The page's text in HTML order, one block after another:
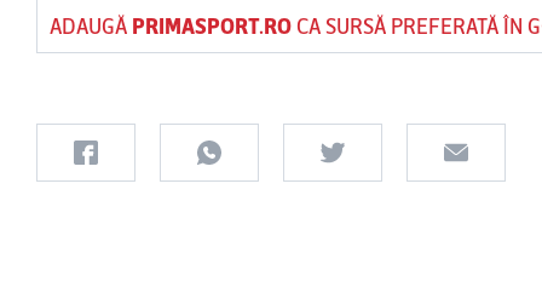
ADAUGĂ PRIMASPORT.ROCA SURSĂ PREFERATĂ ÎN